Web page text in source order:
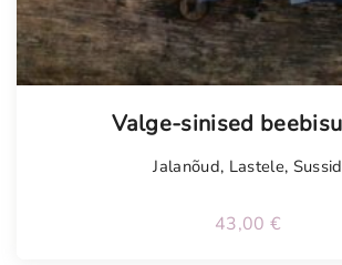
Valge-sinised
Jalanõud, Lastele, Sussid
43,00 €